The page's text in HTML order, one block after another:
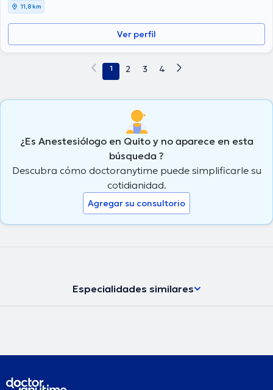
11,8 km
Ver perfil
1 2 3 4
¿Es Anestesiólogo en Quito y no aparece en esta
búsqueda ?
Descubra cómo doctoranytime puede simplificarle su
cotidianidad.
Agregar su consultorio
Especialidades similares